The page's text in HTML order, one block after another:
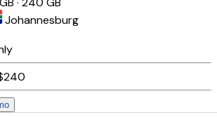
Johannesburg